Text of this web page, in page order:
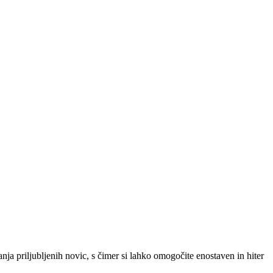
priljubljenih novic, s čimer si lahko omogočite enostaven in hiter